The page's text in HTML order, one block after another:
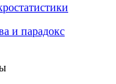
и парадокс